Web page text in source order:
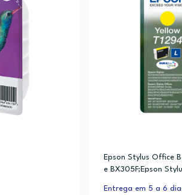
Epson Stylus Office
e BX305F;Epson
Entrega em 5 a 6